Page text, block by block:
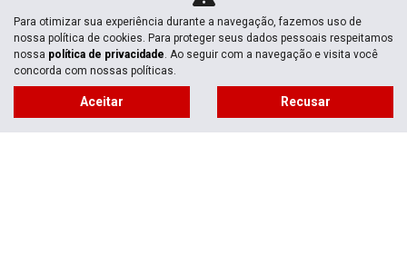
VER TELEFONES
Para otimizar sua experiência durante a navegação, fazemos uso de
nossa política de cookies. Para proteger seus dados pessoais respeitamos
nossa política de privacidade. Ao seguir com a navegação e visita você
concorda com nossas políticas.
Aceitar Recusar